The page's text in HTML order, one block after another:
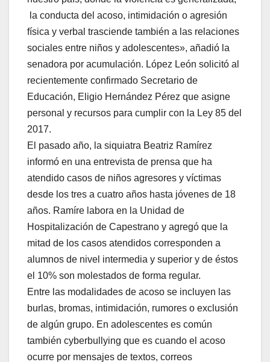
la conducta del acoso, intimidación o agresión
física y verbal trasciende también a las relaciones
sociales entre niños y adolescentes», añadió la
senadora por acumulación. López León solicitó al
recientemente confirmado Secretario de
Educación, Eligio Hernández Pérez que asigne
personal y recursos para cumplir con la Ley 85 del
2017.
El pasado año, la siquiatra Beatriz Ramírez
informó en una entrevista de prensa que ha
atendido casos de niños agresores y víctimas
desde los tres a cuatro años hasta jóvenes de 18
años. Ramíre labora en la Unidad de
Hospitalización de Capestrano y agregó que la
mitad de los casos atendidos corresponden a
alumnos de nivel intermedia y superior y de éstos
el 10% son molestados de forma regular.
Entre las modalidades de acoso se incluyen las
burlas, bromas, intimidación, rumores o exclusión
de algún grupo. En adolescentes es común
también cyberbullying que es cuando el acoso
ocurre por mensajes de textos, correos